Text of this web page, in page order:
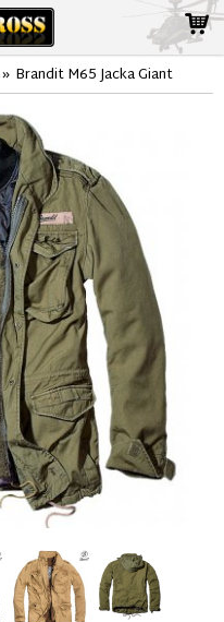
» Brandit M65 Jacka Giant